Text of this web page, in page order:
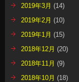
2019年3月 (14)
2019年2月 (10)
2019年1月 (15)
2018年12月 (20)
2018年11月 (9)
2018年10月 (18)